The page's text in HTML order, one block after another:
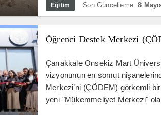
Eğitim Son Güncelleme: 8
Öğrenci Destek Merkezi
Çanakkale Onsekiz Mart
vizyonunun en somut
Merkezi’ni (ÇÖDEM) görkemli
yeni "Mükemmeliyet Merkezi"